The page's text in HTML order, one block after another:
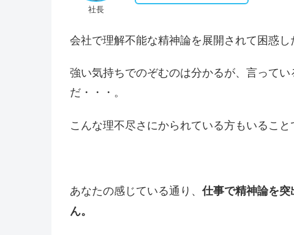
社長
会社で理解不能な精神論を展開されて困惑し
強い気持ちでのぞむのは分かるが、言って
だ・・・。
こんな理不尽さにかられている方もいること
あなたの感じている通り、 仕事で精神論を
ん。